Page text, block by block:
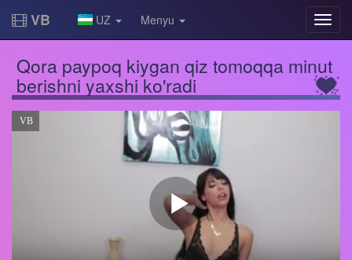
VB UZ Menyu
Qora paypoq kiygan qiz tomoqqa minut
berishni yaxshi ko'radi
VB